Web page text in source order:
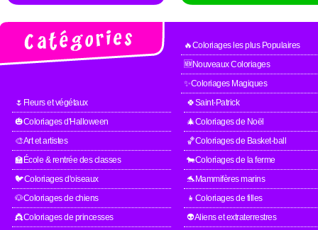
🔥Coloriages les plus Populaires
🆕Nouveaux Coloriages
✨Coloriages Magiques
🌷Fleurs et végétaux
🍀Saint-Patrick
🎃Coloriages d'Halloween
🎄Coloriages de Noël
🎨Art et artistes
🏀Coloriages de Basket-ball
🏫École & rentrée des classes
🐄Coloriages de la ferme
🐦Coloriages d'oiseaux
🐬Mammifères marins
🐶Coloriages de chiens
👧Coloriages de filles
👸Coloriages de princesses
👽Aliens et extraterrestres